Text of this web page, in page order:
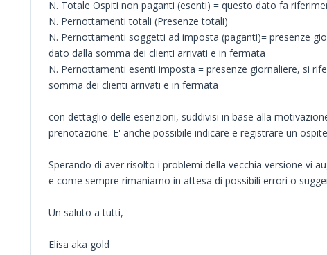
N. Totale Ospiti non paganti (esenti) = questo dato fa
N. Pernottamenti totali (Presenze totali)
N. Pernottamenti soggetti ad imposta (paganti)= presenze
dato dalla somma dei clienti arrivati e in fermata
N. Pernottamenti esenti imposta = presenze giornaliere, si
somma dei clienti arrivati e in fermata
con dettaglio delle esenzioni, suddivisi in base alla
prenotazione. E' anche possibile indicare e registrare un
Sperando di aver risolto i problemi della vecchia versione vi
e come sempre rimaniamo in attesa di possibili errori o
Un saluto a tutti,
Elisa aka gold